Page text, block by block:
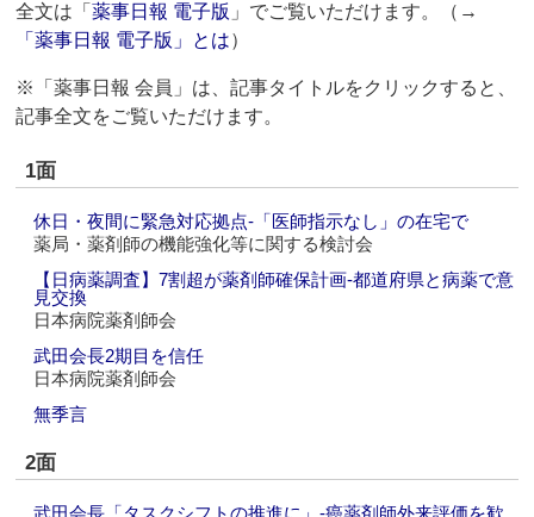
全文は「薬事日報 電子版 」でご覧いただけます。（→
「薬事日報 電子版」とは）
※「薬事日報 会員」は、記事タイトルをクリックすると、
記事全文をご覧いただけます。
1面
休日・夜間に緊急対応拠点‐「医師指示なし」の在宅で
薬局・薬剤師の機能強化等に関する検討会
【日病薬調査】7割超が薬剤師確保計画‐都道府県と病薬で意
見交換
日本病院薬剤師会
武田会長2期目を信任
日本病院薬剤師会
無季言
2面